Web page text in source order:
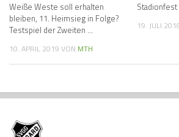
Weiße Weste soll erhalten
bleiben, 11. Heimsieg in Folge?
Testspiel der Zweiten …
10. APRIL 2019 VON MTH
Stadionfest
19. JULI